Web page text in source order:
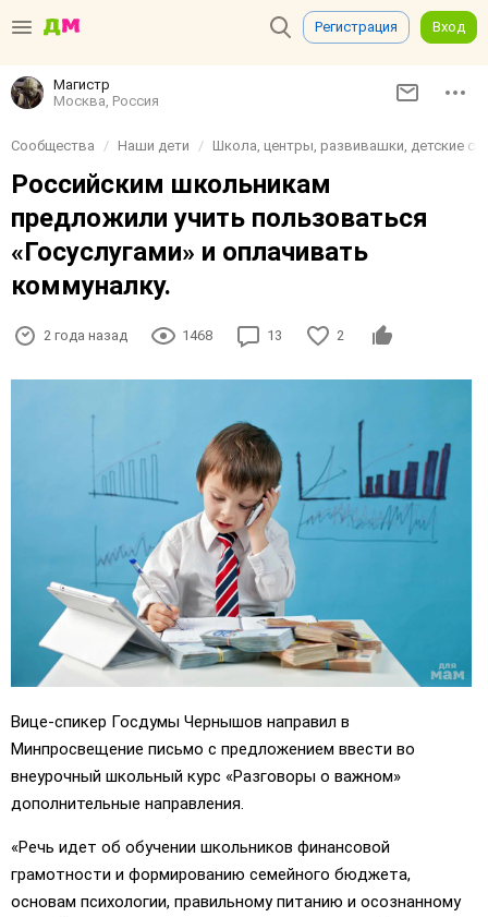
Регистрация Вход
Магистр
Москва, Россия
Сообщества Наши дети Школа, центры, развивашки, детские
Российским школьникам
предложили учить пользоваться
«Госуслугами» и оплачивать
коммуналку.
2 года назад 1468 13 2
Вице-спикер Госдумы Чернышов направил в
Минпросвещение письмо с предложением ввести во
внеурочный школьный курс «Разговоры о важном»
дополнительные направления.
«Речь идет об обучении школьников финансовой
грамотности и формированию семейного бюджета,
основам психологии, правильному питанию и осознанному